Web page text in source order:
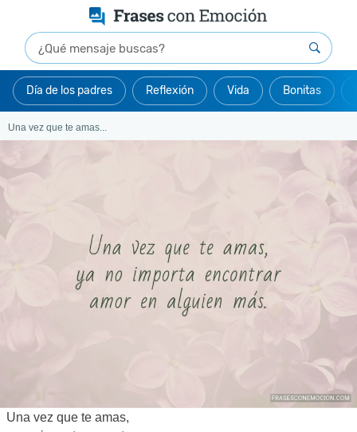
Día de los padres Reflexión Vida Bonitas
Una vez que te amas...
Una vez que te amas,